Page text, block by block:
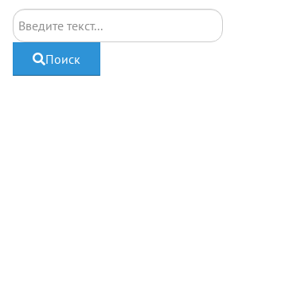
Поиск
Поиск